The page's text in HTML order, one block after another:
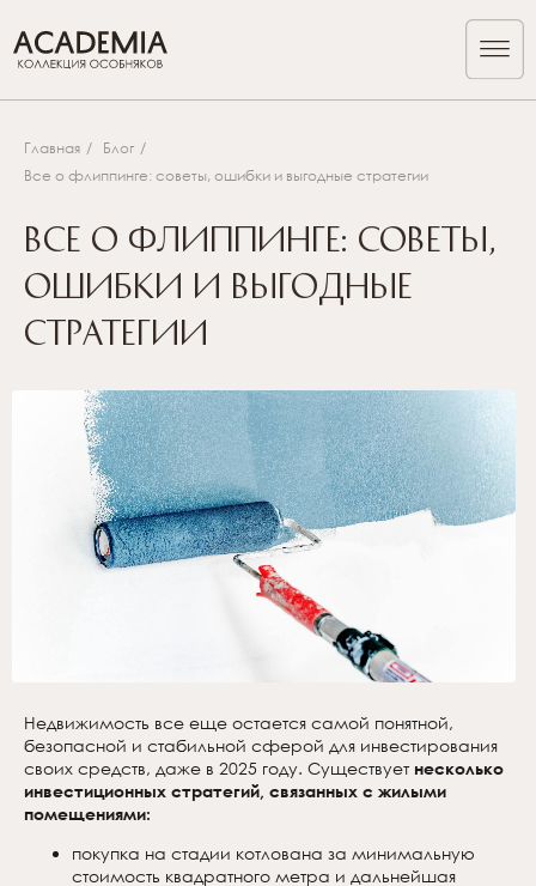
Главная / Блог /
Все о флиппинге: советы, ошибки и выгодные стратегии
Все о флиппинге: советы,
ошибки и выгодные
стратегии
Недвижимость все еще остается самой понятной,
безопасной и стабильной сферой для инвестирования
своих средств, даже в 2025 году. Существуетнесколько
инвестиционных стратегий, связанных с жилыми
помещениями:
покупка на стадии котлована за минимальную
стоимость квадратного метра и дальнейшая